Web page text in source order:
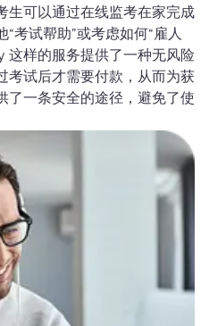
生可以通过在线监考在家完成
考试帮助”或考虑如何“雇人
这样的服务提供了一种无风险
考试后才需要付款，从而为获
了一条安全的途径，避免了使